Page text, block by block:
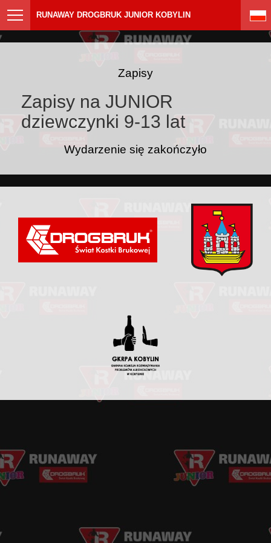
RUNAWAY DROGBRUK JUNIOR KOBYLIN
Zapisy
Zapisy na JUNIOR
dziewczynki 9-13 lat
Wydarzenie się zakończyło